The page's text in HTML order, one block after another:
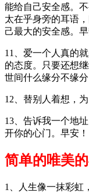
能给自己安全感。
太在乎身旁的耳语
己最大的安全感。早
11、爱一个人真的
的态度。只要还想
世间什么缘分不缘
12、替别人着想，
13、告诉我一个地
开你的心门。早安！
简单的唯美
1、人生像一抹彩虹